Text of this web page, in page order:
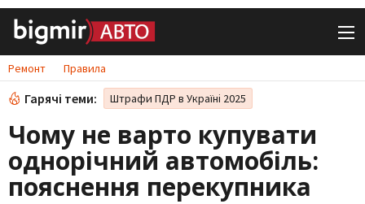
Ремонт Правила
Гарячі теми: Штрафи ПДР в Україні 2025
Чому не варто купувати
однорічний автомобіль:
пояснення перекупника